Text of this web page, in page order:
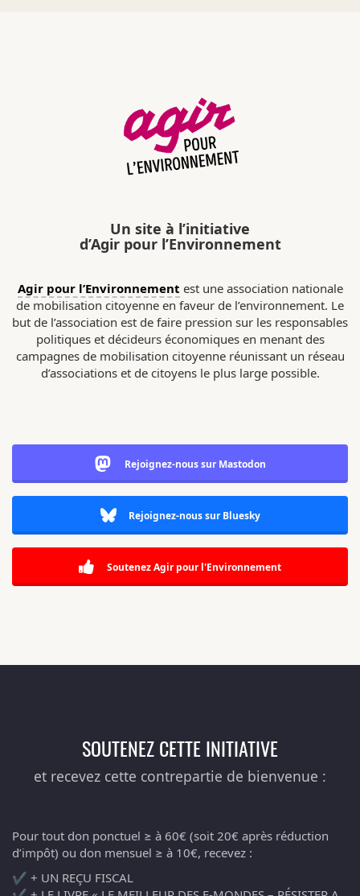
Un site à l’initiative
d’Agir pour l’Environnement
Agir pour l’Environnement est une association nationale
de mobilisation citoyenne en faveur de l’environnement. Le
but de l’association est de faire pression sur les responsables
politiques et décideurs économiques en menant des
campagnes de mobilisation citoyenne réunissant un réseau
d’associations et de citoyens le plus large possible.
Rejoignez-nous sur Mastodon
Rejoignez-nous sur Bluesky
Soutenez Agir pour l'Environnement
SOUTENEZ CETTE INITIATIVE
et recevez cette contrepartie de bienvenue :
Pour tout don ponctuel ≥ à 60€ (soit 20€ après réduction
d’impôt) ou don mensuel ≥ à 10€, recevez :
✔️ + UN REÇU FISCAL